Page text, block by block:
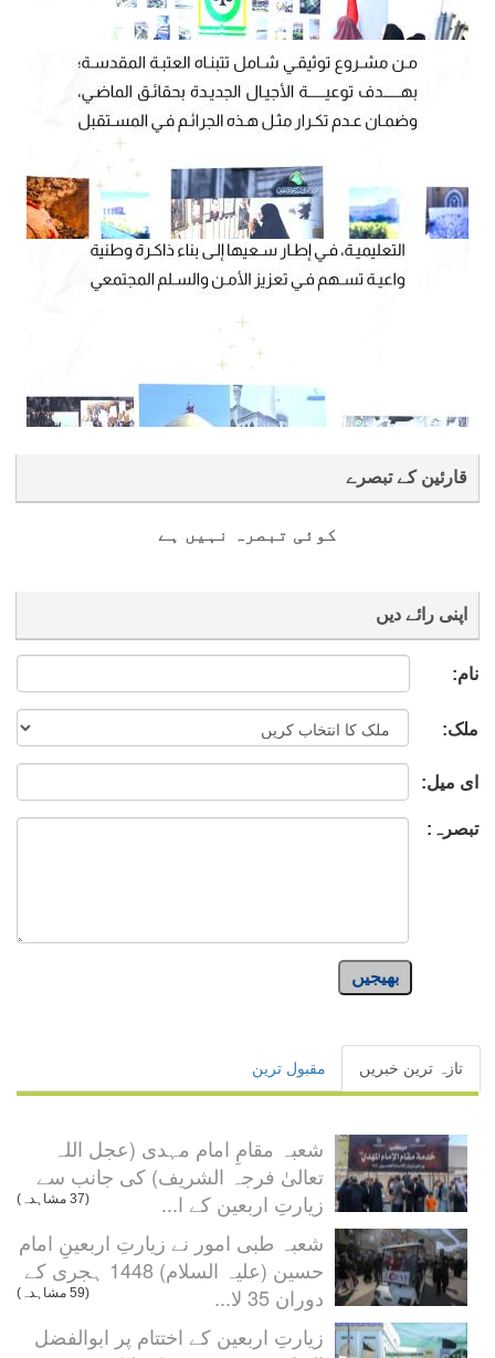
قارئین کے تبصرے
کوئی تبصرہ نہیں ہے
اپنی رائے دیں
نام:
ملک:
ای میل:
تبصرہ:
بھیجیں
تازہ ترین خبریں مقبول ترین
شعبہ مقامِ امام مہدی (عجل اللہ
تعالیٰ فرجہ الشریف) کی جانب سے
زیارتِ اربعین کے ا...
(37 مشاہدہ)
شعبہ طبی امور نے زیارتِ اربعینِ امام
حسین (علیہ السلام) 1448 ہجری کے
دوران 35 لا...
(59 مشاہدہ)
زیارتِ اربعین کے اختتام پر ابوالفضل